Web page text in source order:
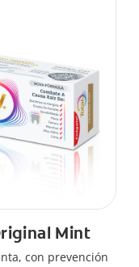
Mint
con prevención